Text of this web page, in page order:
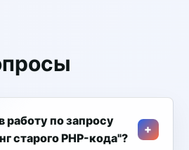
работу по запросу
старого PHP-кода"?